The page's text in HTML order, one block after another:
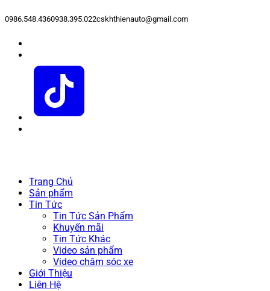
0986.548.4360938.395.022cskhthienauto@gmail.com
Trang Chủ
Sản phẩm
Tin Tức
Tin Tức Sản Phẩm
Khuyến mãi
Tin Tức Khác
Video sản phẩm
Video chăm sóc xe
Giới Thiệu
Liên Hệ